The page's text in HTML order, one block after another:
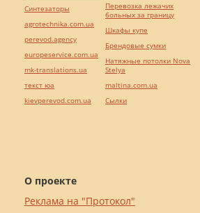
О проекте
Реклама на "Протокол"
Синтезаторы
agrotechnika.com.ua
perevod.agency
europeservice.com.ua
mk-translations.ua
текст юа
kievperevod.com.ua
Перевозка лежачих
больных за границу
Шкафы купе
Брендовые сумки
Натяжные потолки Nova
Stelya
maltina.com.ua
Cылки